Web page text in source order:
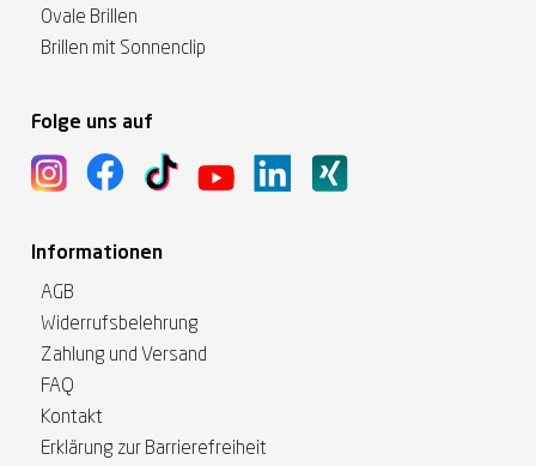
Ovale Brillen
Brillen mit Sonnenclip
Folge uns auf
Informationen
AGB
Widerrufsbelehrung
Zahlung und Versand
FAQ
Kontakt
Erklärung zur Barrierefreiheit